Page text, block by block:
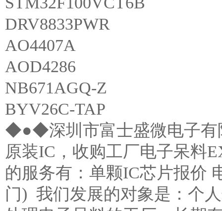
DRV8833PWR
AO4407A
AOD4286
NB671AGQ-Z
BYV26C-TAP
◆●◆深圳市富士盛微电子
原装IC，收购工厂电子呆料
的服务有：单颗IC芯片报价
门) 我们发展的对象是：个